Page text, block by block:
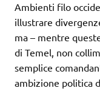
Ambienti filo
illustrare
ma – mentre
di Temel, non
semplice
ambizione politica d